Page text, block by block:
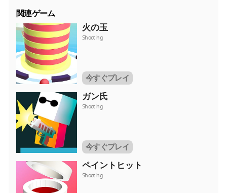
関連ゲーム
火の玉
Shooting
今すぐプレイ
ガン氏
Shooting
今すぐプレイ
ペイントヒット
Shooting